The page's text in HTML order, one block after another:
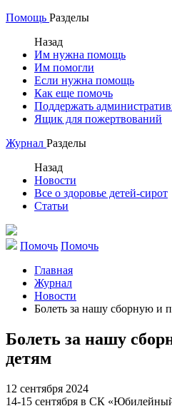
Помощь Разделы
Назад
Им нужна помощь
Им помогли
Если нужна помощь
Как еще помочь
Поддержать
Ящик для пожертвований
Журнал Разделы
Назад
Новости
Все о здоровье детей-сирот
Статьи
Помочь Помочь
Главная
Журнал
Новости
Болеть за нашу сборную и
Болеть за нашу
детям
12 сентября 2024
14-15 сентября в СК